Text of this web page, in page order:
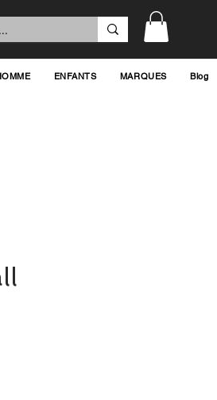
ENFANTS MARQUES Blog